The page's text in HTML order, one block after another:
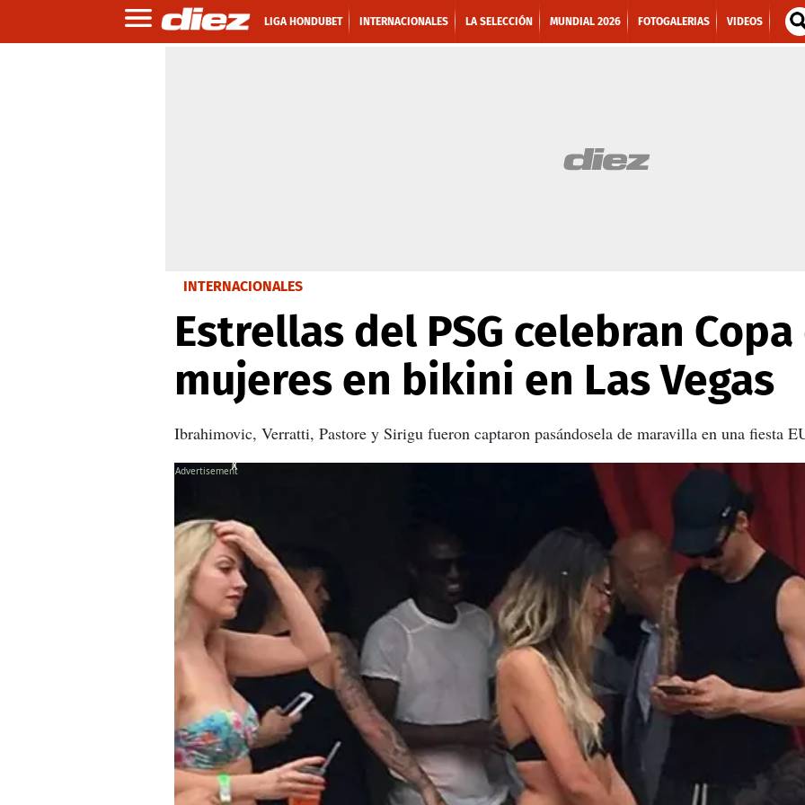
LIGA HONDUBET INTERNACIONALES LA SELECCIÓN MUNDIAL 2026 FOTOGALERIAS VIDEOS
INTERNACIONALES
Estrellas del PSG celebran
mujeres en bikini en Las Vegas
Ibrahimovic, Verratti, Pastore y Sirigu fueron captaron pasándosela de maravilla en una fiesta
X
X